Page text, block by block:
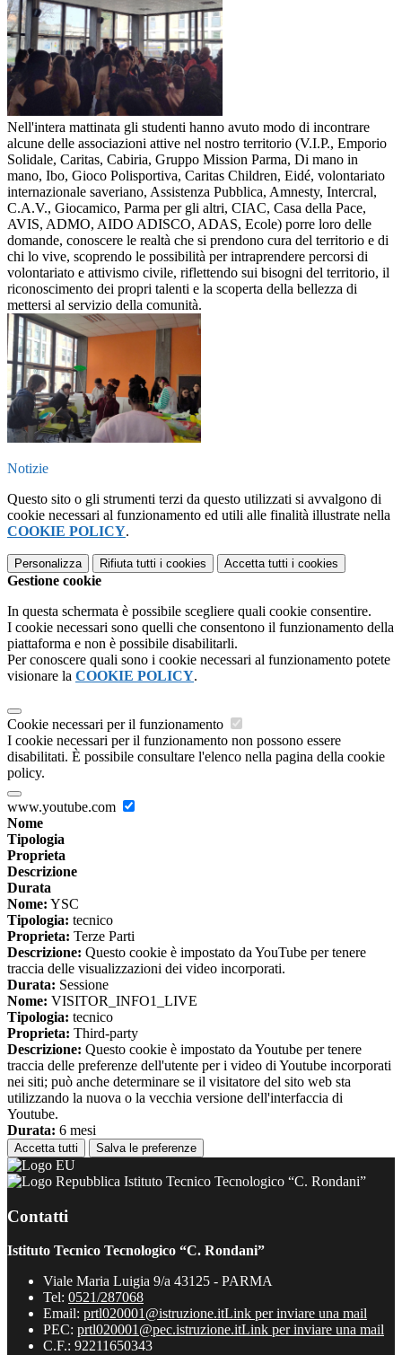
Nell'intera mattinata gli studenti hanno avuto modo di incontrare
alcune delle associazioni attive nel nostro territorio (V.I.P., Emporio
Solidale, Caritas, Cabiria, Gruppo Mission Parma, Di mano in
mano, Ibo, Gioco Polisportiva, Caritas Children, Eidé, volontariato
internazionale saveriano, Assistenza Pubblica, Amnesty, Intercral,
C.A.V., Giocamico, Parma per gli altri, CIAC, Casa della Pace,
AVIS, ADMO, AIDO ADISCO, ADAS, Ecole) porre loro delle
domande, conoscere le realtà che si prendono cura del territorio e di
chi lo vive, scoprendo le possibilità per intraprendere percorsi di
volontariato e attivismo civile, riflettendo sui bisogni del territorio, il
riconoscimento dei propri talenti e la scoperta della bellezza di
mettersi al servizio della comunità.
Notizie
Questo sito o gli strumenti terzi da questo utilizzati si avvalgono di
cookie necessari al funzionamento ed utili alle finalità illustrate nella
COOKIE POLICY.
Personalizza Rifiuta tutti i cookies Accetta tutti i cookies
Gestione cookie
In questa schermata è possibile scegliere quali cookie consentire.
I cookie necessari sono quelli che consentono il funzionamento della
piattaforma e non è possibile disabilitarli.
Per conoscere quali sono i cookie necessari al funzionamento potete
visionare la COOKIE POLICY.
Cookie necessari per il funzionamento
I cookie necessari per il funzionamento non possono essere
disabilitati. È possibile consultare l'elenco nella pagina della cookie
policy.
www.youtube.com
Nome
Tipologia
Proprieta
Descrizione
Durata
Nome: YSC
Tipologia: tecnico
Proprieta: Terze Parti
Descrizione: Questo cookie è impostato da YouTube per tenere
traccia delle visualizzazioni dei video incorporati.
Durata: Sessione
Nome: VISITOR_INFO1_LIVE
Tipologia: tecnico
Proprieta: Third-party
Descrizione: Questo cookie è impostato da Youtube per tenere
traccia delle preferenze dell'utente per i video di Youtube incorporati
nei siti; può anche determinare se il visitatore del sito web sta
utilizzando la nuova o la vecchia versione dell'interfaccia di
Youtube.
Durata: 6 mesi
Accetta tutti Salva le preferenze
Istituto Tecnico Tecnologico “C. Rondani”
Contatti
Istituto Tecnico Tecnologico “C. Rondani”
Viale Maria Luigia 9/a 43125 - PARMA
Tel: 0521/287068
Email: prtl020001@istruzione.itLink per inviare una mail
PEC: prtl020001@pec.istruzione.itLink per inviare una mail
C.F.: 92211650343